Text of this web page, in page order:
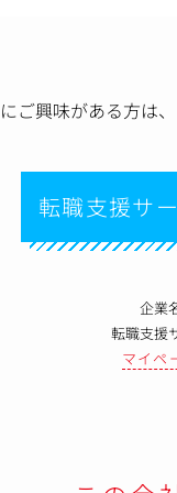
ご興味がある方は、
転職支援サ
企業
転職支援
マイペ